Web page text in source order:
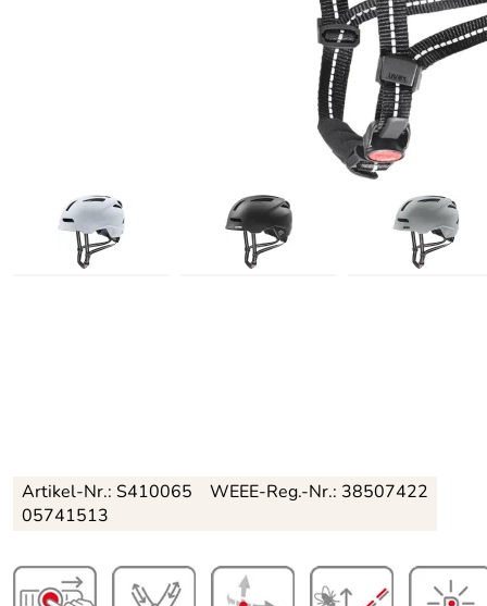
Artikel-Nr.: S410065
05741513
WEEE-Reg.-Nr.: 38507422